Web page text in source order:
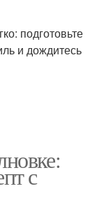
подготовьте
и дождитесь
с